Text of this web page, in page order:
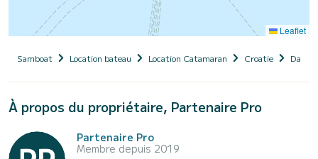
Leaflet
Samboat Location bateau Location Catamaran Croatie
À propos du propriétaire, Partenaire Pro
Partenaire Pro
Membre depuis 2019